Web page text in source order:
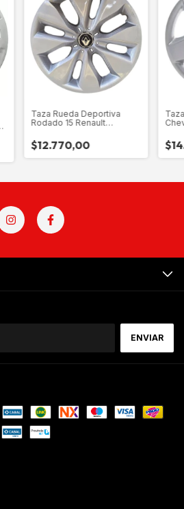
Taza Rueda Deportiva
Rodado 15 Renault
$12.770,00